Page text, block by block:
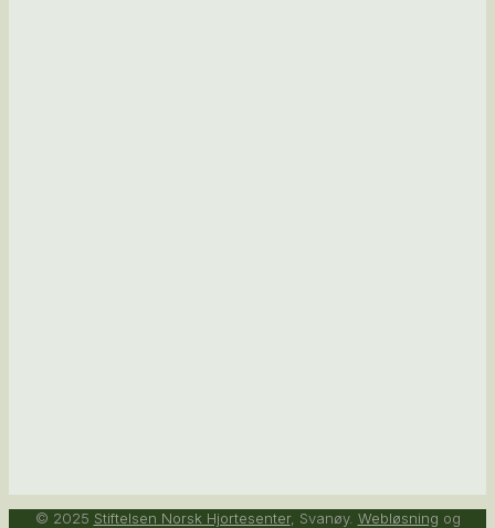
© 2025 Stiftelsen Norsk Hjortesenter, Svanøy. Webløsning og